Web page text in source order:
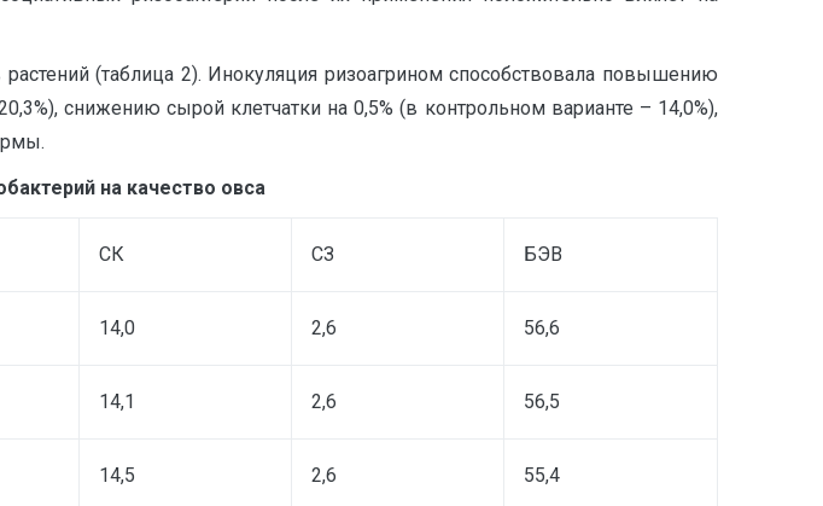
(таблица 2). Инокуляция ризоагрином способствовала повышению
снижению сырой клетчатки на 0,5% (в контрольном варианте – 14,0%),
на качество овса
СК СЗ БЭВ
14,0 2,6 56,6
14,1 2,6 56,5
14,5 2,6 55,4